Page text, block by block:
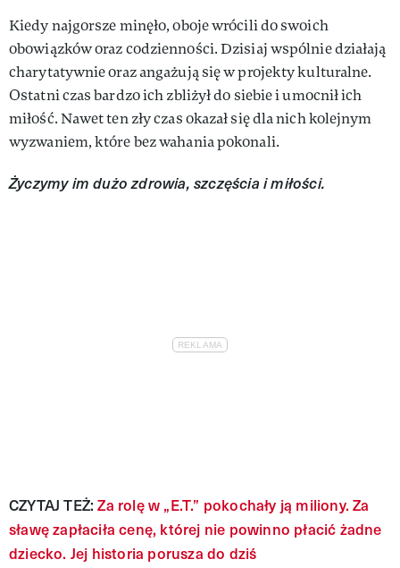
Kiedy najgorsze minęło, oboje wrócili do swoich
obowiązków oraz codzienności. Dzisiaj wspólnie działają
charytatywnie oraz angażują się w projekty kulturalne.
Ostatni czas bardzo ich zbliżył do siebie i umocnił ich
miłość. Nawet ten zły czas okazał się dla nich kolejnym
wyzwaniem, które bez wahania pokonali.
Życzymy im dużo zdrowia, szczęścia i miłości.
CZYTAJ TEŻ:Za rolę w „E.T.” pokochały ją miliony. Za
sławę zapłaciła cenę, której nie powinno płacić żadne
dziecko. Jej historia porusza do dziś